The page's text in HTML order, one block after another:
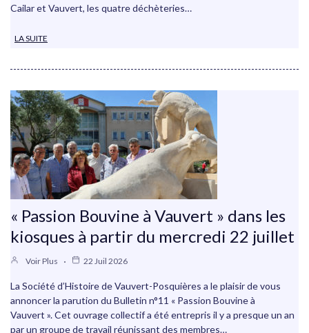
Cailar et Vauvert, les quatre déchèteries…
LA SUITE
« Passion Bouvine à Vauvert » dans les
kiosques à partir du mercredi 22 juillet
Voir Plus 22 Juil 2026
La Société d’Histoire de Vauvert-Posquières a le plaisir de vous
annoncer la parution du Bulletin n°11 « Passion Bouvine à
Vauvert ». Cet ouvrage collectif a été entrepris il y a presque un an
par un groupe de travail réunissant des membres…